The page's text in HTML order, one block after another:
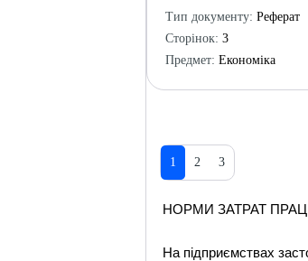
Тип документу: Реферат
Сторінок: 3
Предмет: Економіка
1 2 3
НОРМИ ЗАТРАТ
На підприємствах